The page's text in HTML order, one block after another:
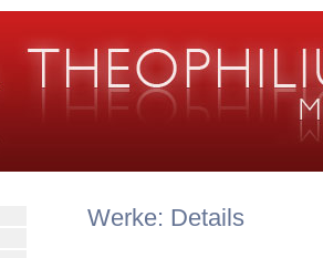
Werke: Details